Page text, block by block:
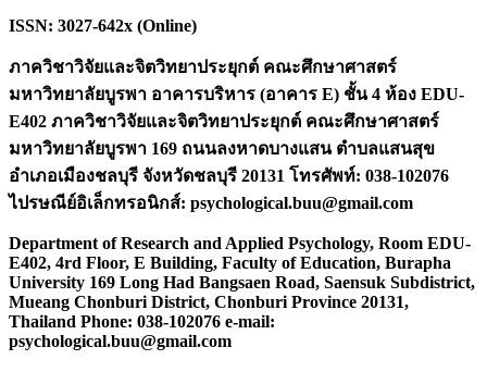
ISSN: 3027-642x (Online)
ภาควิชาวิจัยและจิตวิทยาประยุกต์ คณะศึกษาศาสตร์
มหาวิทยาลัยบูรพา อาคารบริหาร (อาคาร E) ชั้น 4 ห้อง EDU-
E402 ภาควิชาวิจัยและจิตวิทยาประยุกต์ คณะศึกษาศาสตร์
มหาวิทยาลัยบูรพา 169 ถนนลงหาดบางแสน ตำบลแสนสุข
อำเภอเมืองชลบุรี จังหวัดชลบุรี 20131 โทรศัพท์: 038-102076
ไปรษณีย์อิเล็กทรอนิกส์: psychological.buu@gmail.com
Department of Research and Applied Psychology, Room EDU-
E402, 4rd Floor, E Building, Faculty of Education, Burapha
University 169 Long Had Bangsaen Road, Saensuk Subdistrict,
Mueang Chonburi District, Chonburi Province 20131,
Thailand Phone: 038-102076 e-mail:
psychological.buu@gmail.com